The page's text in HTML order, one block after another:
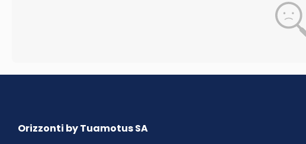
Orizzonti by Tuamotus SA